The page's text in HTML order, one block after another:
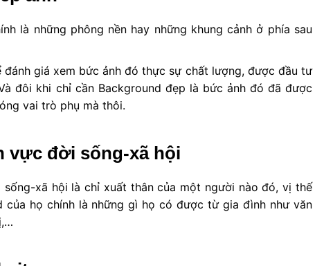
là những phông nền hay những khung cảnh ở phía sau
đánh giá xem bức ảnh đó thực sự chất lượng, được đầu tư
đôi khi chỉ cần Background đẹp là bức ảnh đó đã được
vai trò phụ mà thôi.
vực đời sống-xã hội
xã hội là chỉ xuất thân của một người nào đó, vị thế
của họ chính là những gì họ có được từ gia đình như văn